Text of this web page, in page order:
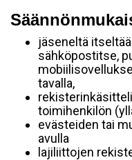
jäseneltä
sähköpostitse,
tavalla,
toimihenkilön
evästeiden tai
avulla
lajiliittojen